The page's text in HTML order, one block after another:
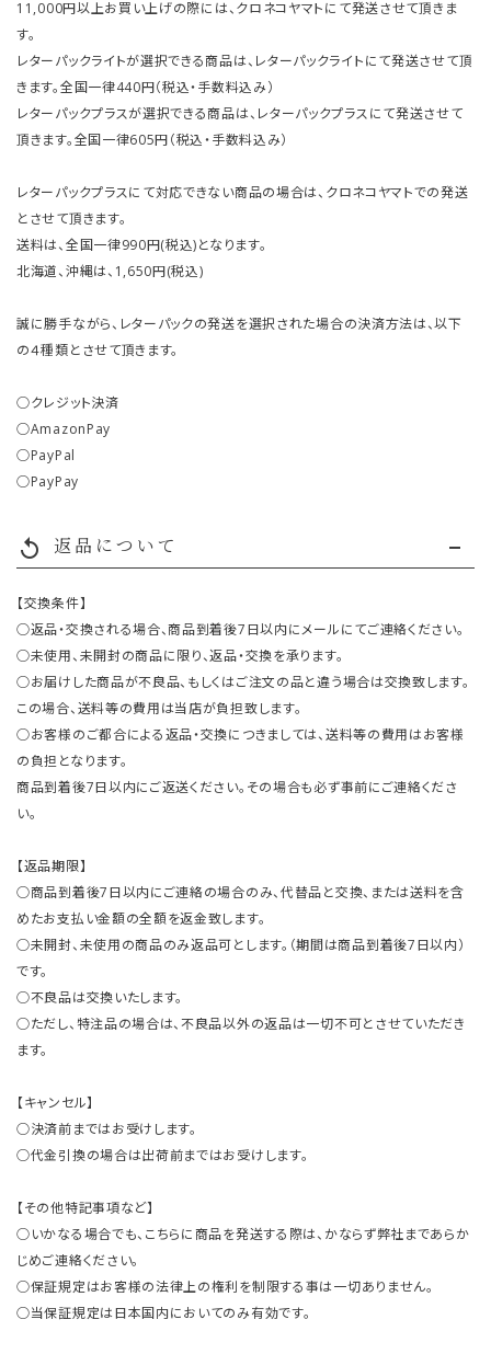
11,000円以上お買い上げの際には、クロネコヤマトにて発送させて頂きま
す。
レターパックライトが選択できる商品は、レターパックライトにて発送させて頂
きます。全国一律440円（税込・手数料込み）
レターパックプラスが選択できる商品は、レターパックプラスにて発送させて
頂きます。全国一律605円（税込・手数料込み）
レターパックプラスにて対応できない商品の場合は、クロネコヤマトでの発送
とさせて頂きます。
送料は、全国一律990円(税込)となります。
北海道、沖縄は、1,650円(税込)
誠に勝手ながら、レターパックの発送を選択された場合の決済方法は、以下
の４種類とさせて頂きます。
○クレジット決済
○AmazonPay
○PayPal
○PayPay
replay 返品について
【交換条件】
○返品・交換される場合、商品到着後7日以内にメールにてご連絡ください。
○未使用、未開封の商品に限り、返品・交換を承ります。
○お届けした商品が不良品、もしくはご注文の品と違う場合は交換致します。
この場合、送料等の費用は当店が負担致します。
○お客様のご都合による返品・交換につきましては、送料等の費用はお客様
の負担となります。
商品到着後7日以内にご返送ください。その場合も必ず事前にご連絡くださ
い。
【返品期限】
○商品到着後7日以内にご連絡の場合のみ、代替品と交換、または送料を含
めたお支払い金額の全額を返金致します。
○未開封、未使用の商品のみ返品可とします。（期間は商品到着後7日以内）
です。
○不良品は交換いたします。
○ただし、特注品の場合は、不良品以外の返品は一切不可とさせていただき
ます。
【キャンセル】
○決済前まではお受けします。
○代金引換の場合は出荷前まではお受けします。
【その他特記事項など】
○いかなる場合でも、こちらに商品を発送する際は、かならず弊社まであらか
じめご連絡ください。
○保証規定はお客様の法律上の権利を制限する事は一切ありません。
○当保証規定は日本国内においてのみ有効です。